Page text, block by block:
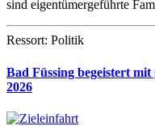
sind eigentümergeführte
Ressort: Politik
Bad Füssing begeistert
2026